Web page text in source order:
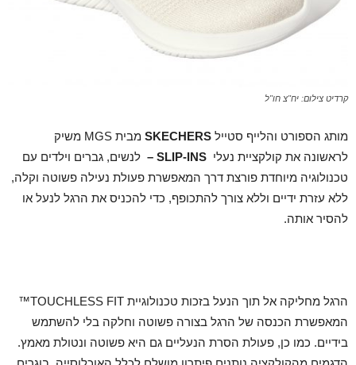
קרדיט צילום: יח"צ חו"ל
מותג הספורט והלייף סטייל SKECHERS
מבית MGS משיק
לראשונה את קולקציית נעלי SLIP-INS
– לנשים, גברים וילדים עם
טכנולוגיה מיוחדת פורצת דרך המאפשרת פעולת נעילה פשוטה וקלה,
ללא עזרת ידיים וללא צורך להתכופף, כדי להכניס את הרגל לנעל או
להסיר אותה.
הרגל מחליקה אל תוך הנעל בזכות טכנולוגיית TOUCHLESS FIT™
המאפשרת הכנסה של הרגל בצורה פשוטה וחלקה בלי להשתמש
בידיים. כמו כן, פעולת הסרת הנעליים גם היא פשוטה ונטולת מאמץ.